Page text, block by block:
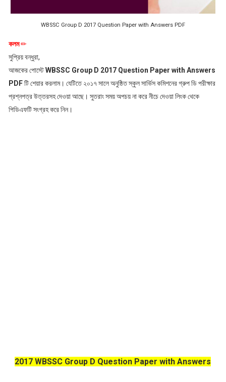
WBSSC Group D 2017 Question Paper with Answers PDF
কলম✏
সুপ্রিয় বন্ধুরা,
আজকের পোস্টেWBSSC Group D 2017 Question Paper with Answers
PDFটি শেয়ার করলাম। যেটিতে ২০১৭ সালে অনুষ্ঠিত স্কুল সার্ভিস কমিশনের গ্রুপ ডি পরীক্ষার
প্রশ্নপত্র উত্তরসহ দেওয়া আছে। সুতরাং সময় অপচয় না করে নীচে দেওয়া লিংক থেকে
পিডিএফটি সংগ্রহ করে নিন।
2017 WBSSC Group D Question Paper with Answers